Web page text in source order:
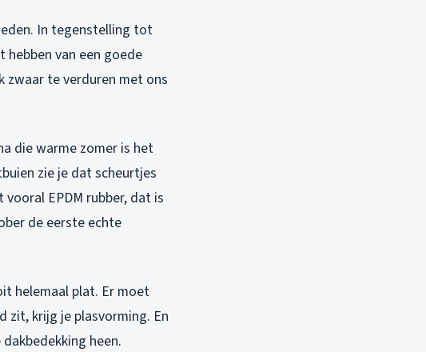
In tegenstelling tot
van een goede
zwaar te verduren met ons
die warme zomer is het
zie je dat scheurtjes
EPDM rubber, dat is
de eerste echte
helemaal plat. Er moet
zit, krijg je plasvorming. En
heen.